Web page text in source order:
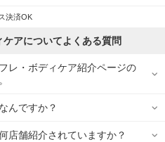
半個室あり
シャワー室完備
有資格者在籍
女性スタッフのみ
決済OK
アについてよくある質問
レ・ボディケア紹介ページの
んですか？
店舗紹介されていますか？